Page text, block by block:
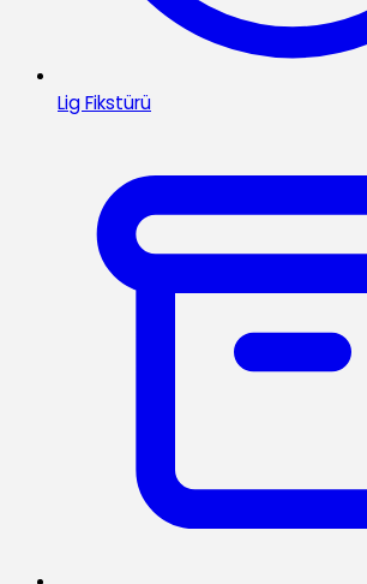
Lig Fikstürü